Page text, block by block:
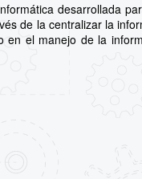
desarrollada
de la centralizar la
el manejo de la